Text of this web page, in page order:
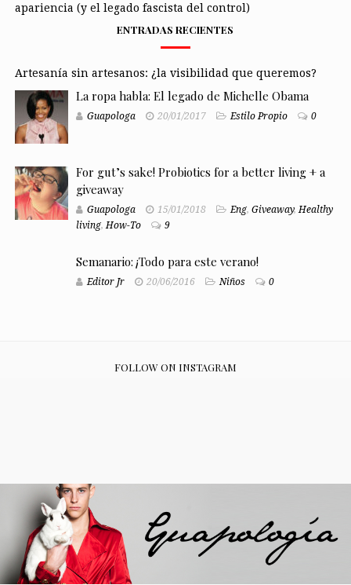
apariencia (y el legado fascista del control)
ENTRADAS RECIENTES
Artesanía sin artesanos: ¿la visibilidad que queremos?
La ropa habla: El legado de Michelle Obama
Guapologa 20/01/2017 Estilo Propio 0
For gut’s sake! Probiotics for a better living + a
giveaway
Guapologa 15/01/2018 Eng, Giveaway,Healthy
living,How-To 9
Semanario: ¡Todo para este verano!
Editor Jr 20/06/2016 Niños 0
FOLLOW ON INSTAGRAM